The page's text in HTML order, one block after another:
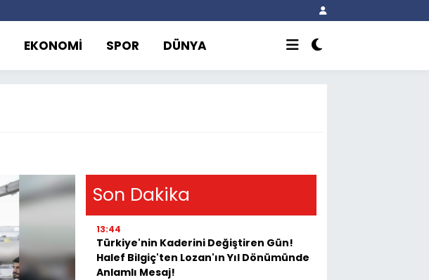
EKONOMİ SPOR DÜNYA
Son Dakika
13:44
Türkiye'nin Kaderini Değiştiren Gün!
Halef Bilgiç'ten Lozan'ın Yıl Dönümünde
Anlamlı Mesaj!